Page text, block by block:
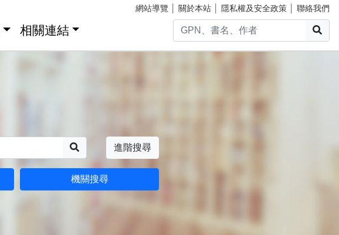
網站導覽 關於本站 隱私權及安全政策 聯絡我們
相關連結
進階搜尋
機關搜尋